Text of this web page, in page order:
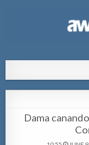
Dama